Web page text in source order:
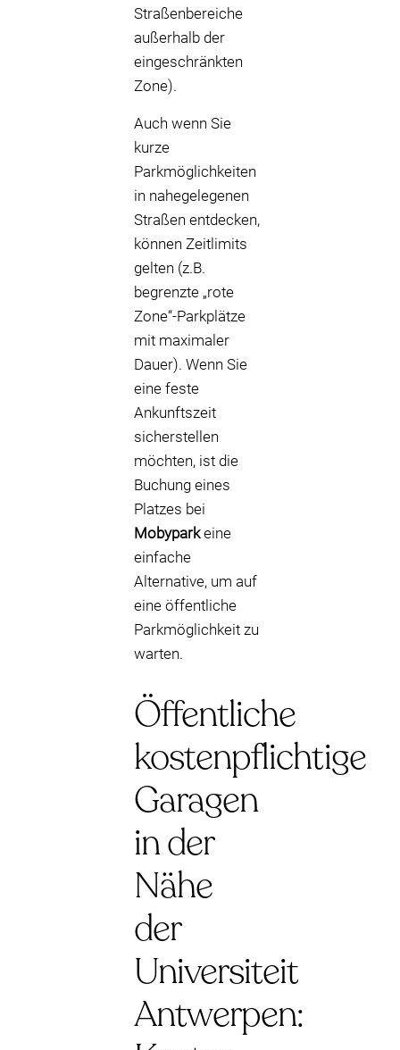
Straßenbereiche
außerhalb der
eingeschränkten
Zone).
Auch wenn Sie
kurze
Parkmöglichkeiten
in nahegelegenen
Straßen entdecken,
können Zeitlimits
gelten (z.B.
begrenzte „rote
Zone“-Parkplätze
mit maximaler
Dauer). Wenn Sie
eine feste
Ankunftszeit
sicherstellen
möchten, ist die
Buchung eines
Platzes bei
Mobyparkeine
einfache
Alternative, um auf
eine öffentliche
Parkmöglichkeit zu
warten.
Öffentliche
kostenpflichtige
Garagen
in der
Nähe
der
Universiteit
Antwerpen: